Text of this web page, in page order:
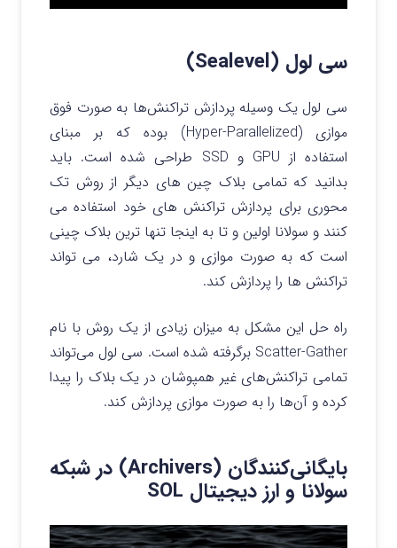
سی لول (Sealevel)
سی لول یک وسیله پردازش تراکنش‌ها به صورت فوق
موازی (Hyper-Parallelized) بوده که بر مبنای
استفاده از GPU و SSD طراحی شده است. باید
بدانید که تمامی بلاک چین های دیگر از روش تک
محوری برای پردازش تراکنش های خود استفاده می
کنند و سولانا اولین و تا به اینجا تنها ترین بلاک چینی
است که به صورت موازی و در یک شارد، می تواند
تراکنش ها را پردازش کند.
راه حل این مشکل به میزان زیادی از یک روش با نام
Scatter-Gather برگرفته شده است. سی لول می‌تواند
تمامی تراکنش‌های غیر همپوشان در یک بلاک را پیدا
کرده و آن‌ها را به صورت موازی پردازش کند.
بایگانی‌کنندگان (Archivers) در شبکه
سولانا و ارز دیجیتال SOL